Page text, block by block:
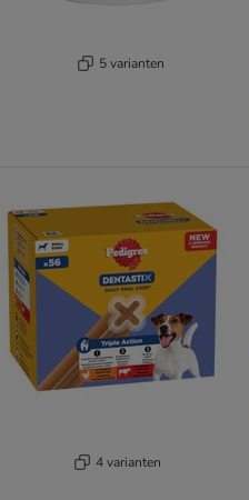
5 varianten
4 varianten